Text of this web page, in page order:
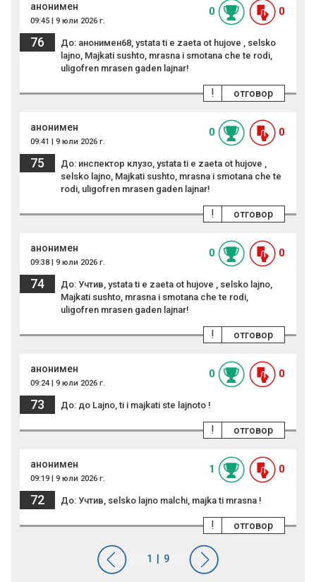
анонимен
09:45 | 9 юли 2026 г.
0 0
76
До: анонимен68, ystata ti e zaeta ot hujove , selsko
lajno, Majkati sushto, mrasna i smotana che te rodi,
uligofren mrasen gaden lajnar!
отговор
!
анонимен
09:41 | 9 юли 2026 г.
0 0
75
До: инспектор клузо, ystata ti e zaeta ot hujove ,
selsko lajno, Majkati sushto, mrasna i smotana che te
rodi, uligofren mrasen gaden lajnar!
отговор
!
анонимен
09:38 | 9 юли 2026 г.
0 0
74
До: Учтив, ystata ti e zaeta ot hujove , selsko lajno,
Majkati sushto, mrasna i smotana che te rodi,
uligofren mrasen gaden lajnar!
отговор
!
анонимен
09:24 | 9 юли 2026 г.
0 0
73 До: до Lajno, ti i majkati ste lajnoto !
отговор
!
анонимен
09:19 | 9 юли 2026 г.
1 0
72 До: Учтив, selsko lajno malchi, majka ti mrasna !
отговор
!